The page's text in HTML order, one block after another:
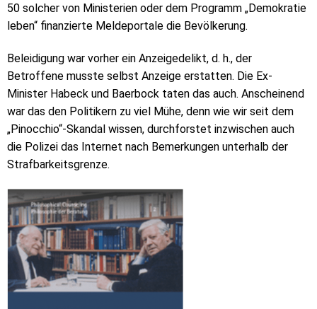
50 solcher von Ministerien oder dem Programm „Demokratie
leben“ finanzierte Meldeportale die Bevölkerung.
Beleidigung war vorher ein Anzeigedelikt, d. h., der
Betroffene musste selbst Anzeige erstatten. Die Ex-
Minister Habeck und Baerbock taten das auch. Anscheinend
war das den Politikern zu viel Mühe, denn wie wir seit dem
„Pinocchio“-Skandal wissen, durchforstet inzwischen auch
die Polizei das Internet nach Bemerkungen unterhalb der
Strafbarkeitsgrenze.